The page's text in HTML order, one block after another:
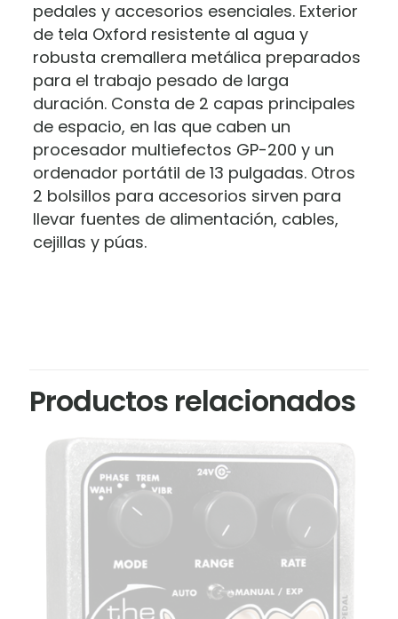
pedales y accesorios esenciales. Exterior
de tela Oxford resistente al agua y
robusta cremallera metálica preparados
para el trabajo pesado de larga
duración. Consta de 2 capas principales
de espacio, en las que caben un
procesador multiefectos GP-200 y un
ordenador portátil de 13 pulgadas. Otros
2 bolsillos para accesorios sirven para
llevar fuentes de alimentación, cables,
cejillas y púas.
Productos relacionados